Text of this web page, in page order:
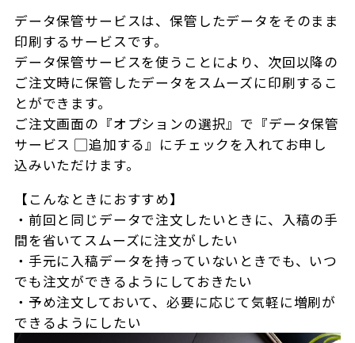
データ保管サービスは、保管したデータをそのまま
印刷するサービスです。
データ保管サービスを使うことにより、次回以降の
ご注文時に保管したデータをスムーズに印刷するこ
とができます。
ご注文画面の『オプションの選択』で『データ保管
サービス ▢追加する』にチェックを入れてお申し
込みいただけます。
【こんなときにおすすめ】
・前回と同じデータで注文したいときに、入稿の手
間を省いてスムーズに注文がしたい
・手元に入稿データを持っていないときでも、いつ
でも注文ができるようにしておきたい
・予め注文しておいて、必要に応じて気軽に増刷が
できるようにしたい